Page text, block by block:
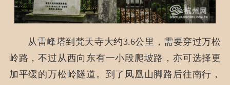
从雷峰塔到梵天寺大约3.6公里，需要穿过万松
岭路，不过从西向东有一小段爬坡路，亦可选择更
加平缓的万松岭隧道。到了凤凰山脚路后往南行，